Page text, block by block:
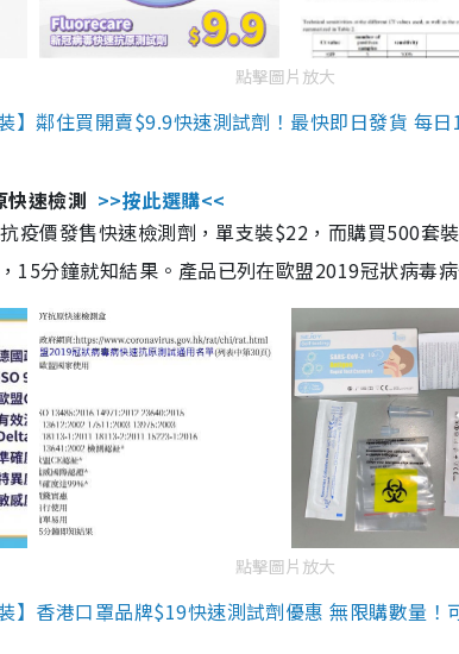
點擊圖片放大
】鄰住買開賣$9.9快速測試劑！最快即日發貨 每日
快速檢測 >>按此選購<<
疫價發售快速檢測劑，單支裝$22，而購買500套
15分鐘就知結果。產品已列在歐盟2019冠狀病毒
點擊圖片放大
】香港口罩品牌$19快速測試劑優惠 無限購數量